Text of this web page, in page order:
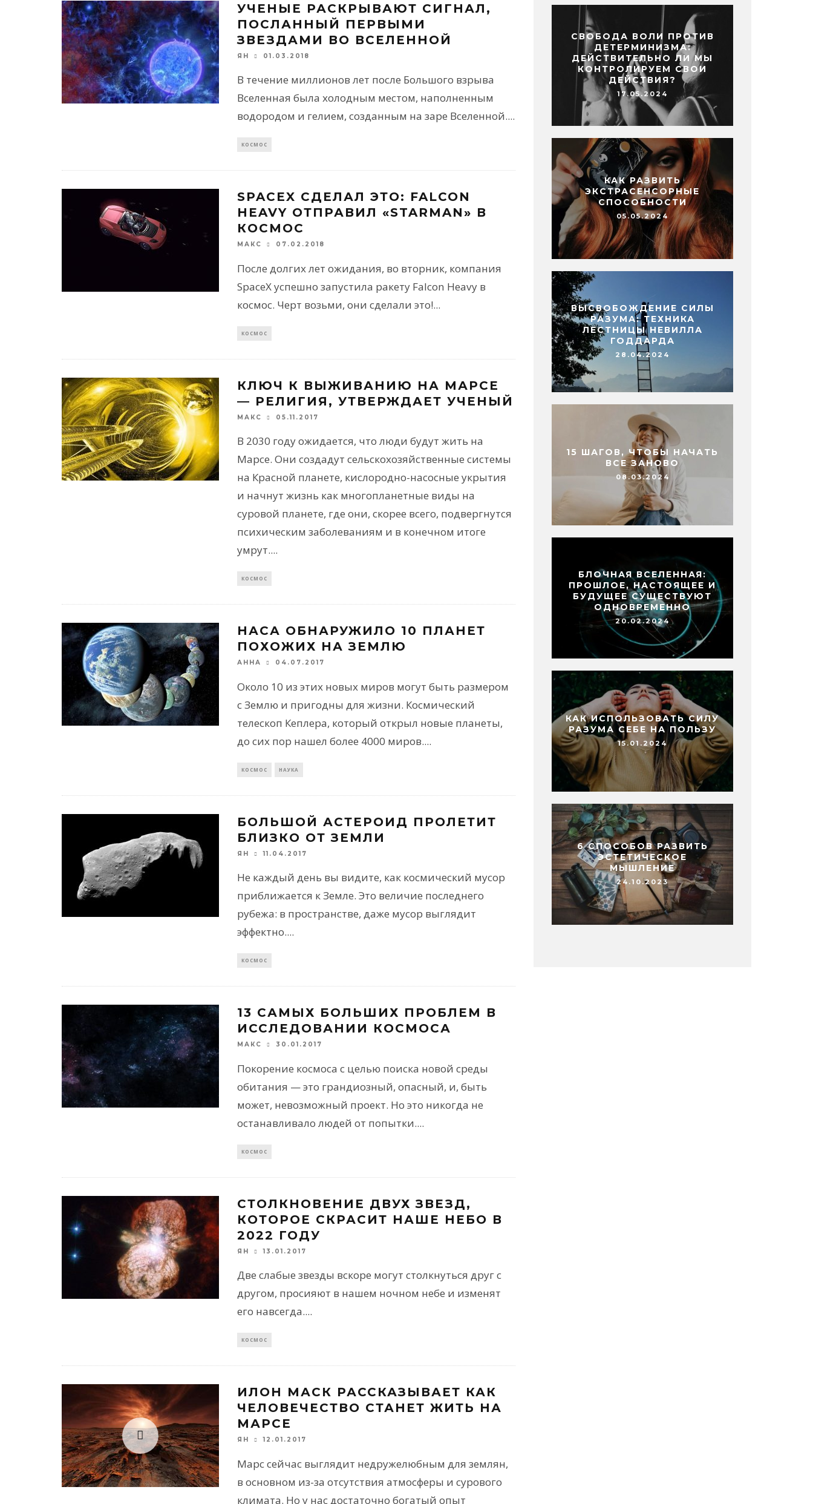
УЧЕНЫЕ РАСКРЫВАЮТ СИГНАЛ,
ПОСЛАННЫЙ ПЕРВЫМИ
ЗВЕЗДАМИ ВО ВСЕЛЕННОЙ
ЯН 01.03.2018
В течение миллионов лет после Большого взрыва
Вселенная была холодным местом, наполненным
водородом и гелием, созданным на заре Вселенной....
КОСМОС
SPACEX СДЕЛАЛ ЭТО: FALCON
HEAVY ОТПРАВИЛ «STARMAN» В
КОСМОС
МАКС 07.02.2018
После долгих лет ожидания, во вторник, компания
SpaceX успешно запустила ракету Falcon Heavy в
космос. Черт возьми, они сделали это!...
КОСМОС
КЛЮЧ К ВЫЖИВАНИЮ НА МАРСЕ
— РЕЛИГИЯ, УТВЕРЖДАЕТ УЧЕНЫЙ
МАКС 05.11.2017
В 2030 году ожидается, что люди будут жить на
Марсе. Они создадут сельскохозяйственные системы
на Красной планете, кислородно-насосные укрытия
и начнут жизнь как многопланетные виды на
суровой планете, где они, скорее всего, подвергнутся
психическим заболеваниям и в конечном итоге
умрут....
КОСМОС
НАСА ОБНАРУЖИЛО 10 ПЛАНЕТ
ПОХОЖИХ НА ЗЕМЛЮ
АННА 04.07.2017
Около 10 из этих новых миров могут быть размером
с Землю и пригодны для жизни. Космический
телескоп Кеплера, который открыл новые планеты,
до сих пор нашел более 4000 миров....
КОСМОС НАУКА
БОЛЬШОЙ АСТЕРОИД ПРОЛЕТИТ
БЛИЗКО ОТ ЗЕМЛИ
ЯН 11.04.2017
Не каждый день вы видите, как космический мусор
приближается к Земле. Это величие последнего
рубежа: в пространстве, даже мусор выглядит
эффектно....
КОСМОС
13 САМЫХ БОЛЬШИХ ПРОБЛЕМ В
ИССЛЕДОВАНИИ КОСМОСА
МАКС 30.01.2017
Покорение космоса с целью поиска новой среды
обитания — это грандиозный, опасный, и, быть
может, невозможный проект. Но это никогда не
останавливало людей от попытки....
КОСМОС
СТОЛКНОВЕНИЕ ДВУХ ЗВЕЗД,
КОТОРОЕ СКРАСИТ НАШЕ НЕБО В
2022 ГОДУ
ЯН 13.01.2017
Две слабые звезды вскоре могут столкнуться друг с
другом, просияют в нашем ночном небе и изменят
его навсегда....
КОСМОС
ИЛОН МАСК РАССКАЗЫВАЕТ КАК
ЧЕЛОВЕЧЕСТВО СТАНЕТ ЖИТЬ НА
МАРСЕ
ЯН 12.01.2017
Марс сейчас выглядит недружелюбным для землян,
в основном из-за отсутствия атмосферы и сурового
климата. Но у нас достаточно богатый опыт
СВОБОДА ВОЛИ ПРОТИВ
ДЕТЕРМИНИЗМА:
ДЕЙСТВИТЕЛЬНО ЛИ МЫ
КОНТРОЛИРУЕМ СВОИ
ДЕЙСТВИЯ?
17.05.2024
КАК РАЗВИТЬ
ЭКСТРАСЕНСОРНЫЕ
СПОСОБНОСТИ
05.05.2024
ВЫСВОБОЖДЕНИЕ СИЛЫ
РАЗУМА: ТЕХНИКА
ЛЕСТНИЦЫ НЕВИЛЛА
ГОДДАРДА
28.04.2024
15 ШАГОВ, ЧТОБЫ НАЧАТЬ
ВСЕ ЗАНОВО
08.03.2024
БЛОЧНАЯ ВСЕЛЕННАЯ:
ПРОШЛОЕ, НАСТОЯЩЕЕ И
БУДУЩЕЕ СУЩЕСТВУЮТ
ОДНОВРЕМЕННО
20.02.2024
КАК ИСПОЛЬЗОВАТЬ СИЛУ
РАЗУМА СЕБЕ НА ПОЛЬЗУ
15.01.2024
6 СПОСОБОВ РАЗВИТЬ
ЭСТЕТИЧЕСКОЕ
МЫШЛЕНИЕ
24.10.2023